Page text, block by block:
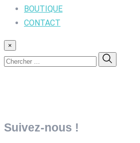
BOUTIQUE
CONTACT
×
Suivez-nous !